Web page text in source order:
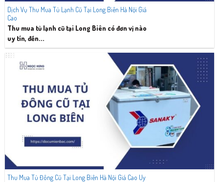
Dịch Vụ Thu Mua Tủ Lạnh Cũ Tại Long Biên Hà Nội Giá
Cao
Thu mua tủ lạnh cũ tại Long Biên có đơn vị nào
uy tín, đến...
Thu Mua Tủ Đông Cũ Tại Long Biên Hà Nội Giá Cao Uy